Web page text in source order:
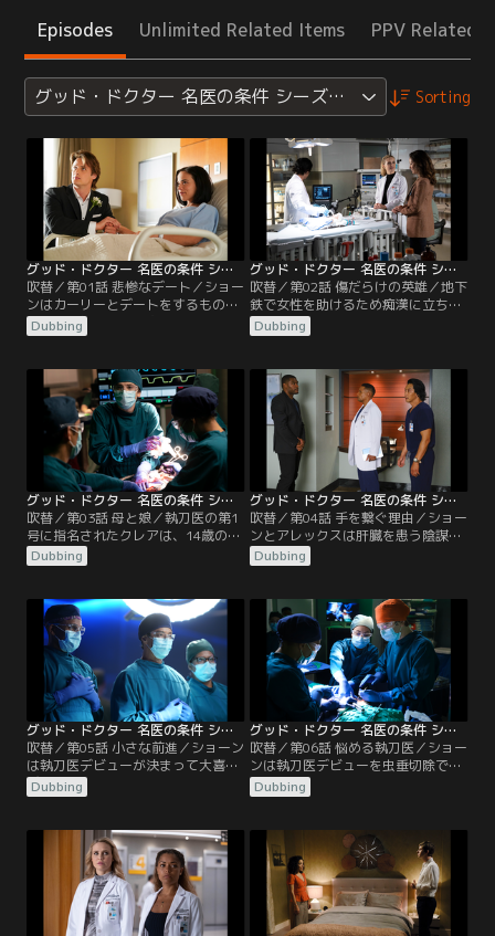
Episodes Unlimited Related Items PPV Related
グッド・ドクター 名医の条件 シーズン3 Sorting
グッド・ドクター 名医の条件 シーズン3 第01話／吹替
吹替／第01話 悲惨なデート／ショー
ンはカーリーとデートをするもの
の、予測外のことが次々と起こり、
デートを楽しむことができなかっ
得ることの価値を伝えるが、割に合
わないと言う。病院にはウェディン
グドレス姿のスザンヌが運ばれてく
るが、あらゆる臓器にガンが転移し
ていることが分かる。メレンデスは
手術不能と判断するが…。
Dubbing
グッド・ドクター 名医の条件 シーズン3 第02話／吹替
吹替／第02話 傷だらけの英雄／地下
鉄で女性を助けるため痴漢に立ち向
かい、スケボーで殴られ頬と顎に大
ケガを負った青年ジョシュのため、
いつき、その手術は見事に成功す
る。クレアは家へ転がり込んできた
母ブリーズを歓迎しなかったが、心
境の変化によりしばらく同居しても
いいとブリーズを受け入れる…。
Dubbing
グッド・ドクター 名医の条件 シーズン3 第03話／吹替
吹替／第03話 母と娘／執刀医の第1
号に指名されたクレアは、14歳のミ
シェルの胆嚢摘出をすることになる
が、ミシェルの母親の逆鱗に触れ、
らの要望とメレンデスのサポートに
よって無事手術を成功させることが
でき、上機嫌のクレアだったが、母
ブリーズが交通事故を起こしたとい
う知らせを受け、現場に駆けつけ
る…。
Dubbing
グッド・ドクター 名医の条件 シーズン3 第04話／吹替
吹替／第04話 手を繋ぐ理由／ショー
ンとアレックスは肝臓を患う陰謀論
者のスチュワートを担当する。誰か
に毒を盛られていると主張し、ウソ
スチュワートだったが、ショーンは
スチュワートが自ら毒となる物を摂
取していたことを探り当てる。一
方、クレアとモーガンは痛みを感じ
ないリリーを担当するが、痛みを感
じないせいで…。
Dubbing
グッド・ドクター 名医の条件 シーズン3 第05話／吹替
吹替／第05話 小さな前進／ショーン
は執刀医デビューが決まって大喜
び。食道ガンの患者ベスも執刀医シ
ョーンを受け入れるものの、ショー
って動揺し、オペ室を飛び出してし
まう。結局、リムもオペ室に入り、
アンドリュースと共にショーンの指
示を受けつつ、複雑な遊離空腸再建
を成功させる。一方、クレアとモー
ガンは…。
Dubbing
グッド・ドクター 名医の条件 シーズン3 第06話／吹替
吹替／第06話 悩める執刀医／ショー
ンは執刀医デビューを虫垂切除でや
り直すことになり、リハーサルを行
うが、リハーサル中にホークス看護
ひと言に動揺してしまう。グラスマ
ンから白衣を着ている時は仕事と私
生活を分けて考えろと助言を受け、
割り切ろうとするショーン。結果、
手術は成功するが、手術中にホーク
ス看護師ともめ…。
Dubbing